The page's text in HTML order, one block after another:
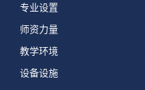
专业设置
师资力量
教学环境
设备设施